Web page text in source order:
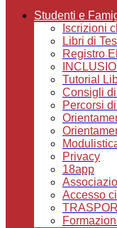
Studenti e
Iscrizioni
Libri di
Registro
Tutorial
Consigli
Percorsi
Privacy
18app
Accesso